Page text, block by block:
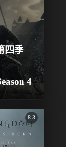
四季
4
8.3